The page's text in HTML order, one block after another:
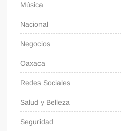
Música
Nacional
Negocios
Oaxaca
Redes Sociales
Salud y Belleza
Seguridad